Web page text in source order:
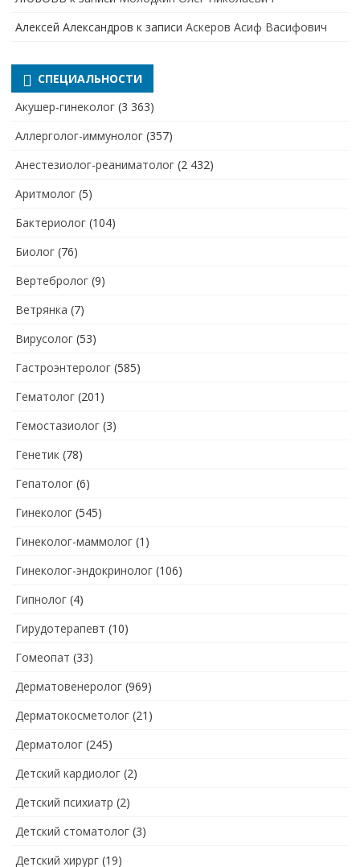
Алексей Александров к записи Аскеров Асиф Васифович
СПЕЦИАЛЬНОСТИ
Акушер-гинеколог (3 363)
Аллерголог-иммунолог (357)
Анестезиолог-реаниматолог (2 432)
Аритмолог (5)
Бактериолог (104)
Биолог (76)
Вертебролог (9)
Ветрянка (7)
Вирусолог (53)
Гастроэнтеролог (585)
Гематолог (201)
Гемостазиолог (3)
Генетик (78)
Гепатолог (6)
Гинеколог (545)
Гинеколог-маммолог (1)
Гинеколог-эндокринолог (106)
Гипнолог (4)
Гирудотерапевт (10)
Гомеопат (33)
Дерматовенеролог (969)
Дерматокосметолог (21)
Дерматолог (245)
Детский кардиолог (2)
Детский психиатр (2)
Детский стоматолог (3)
Детский хирург (19)